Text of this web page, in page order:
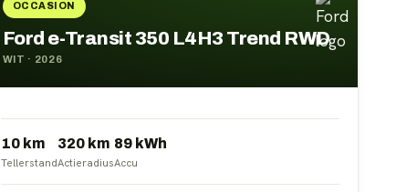
OCCASION
Ford e-Transit 350 L4H3 Trend RWD
WIT · 2026
10 km
Tellerstand
320km
Actieradius
89kWh
Accu